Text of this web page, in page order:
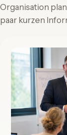
Organisation
paar kurzen